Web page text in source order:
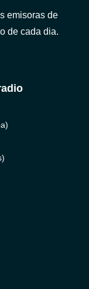
emisoras de
de cada dia.